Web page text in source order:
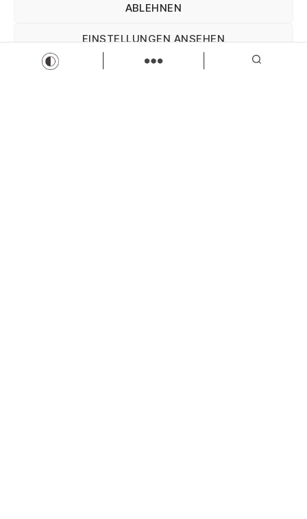
ABLEHNEN
EINSTELLUNGEN ANSEHEN
Impressum Impressum
Ernst Höbel GmbH
Vollzeit
Zur Stelle